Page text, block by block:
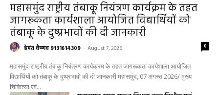
महासमुंद राष्ट्रीय तंबाकू नियंत्रण कार्यक्रम के तहत
जागरूकता कार्यशाला आयोजित विद्यार्थियों को
तंबाकू के दुष्प्रभावों की दी जानकारी
हेमंत वैष्णव 9131614309 - August 7, 2026 0
महासमुंद राष्ट्रीय तंबाकू नियंत्रण कार्यक्रम के तहत जागरूकता कार्यशाला आयोजित
विद्यार्थियों को तंबाकू के दुष्प्रभावों की दी जानकारी महासमुंद, 07 अगस्त 2026/ मुख्य
चिकित्सा एवं...